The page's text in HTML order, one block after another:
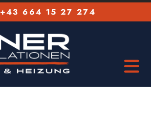
+43 664 15 27 274